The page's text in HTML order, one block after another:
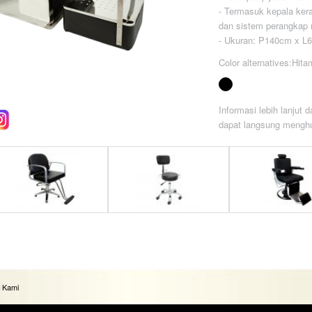
- Termasuk kepala
dan sistem perangkap
- Ukuran: P140cm x
Color
Informasi lebih lanjut
dapat langsung
Kami